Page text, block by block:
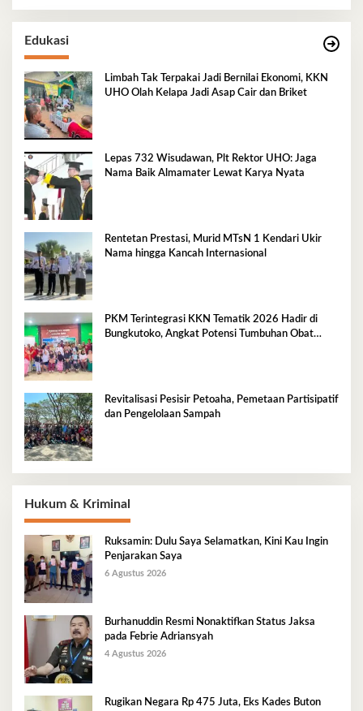
Edukasi
Limbah Tak Terpakai Jadi Bernilai Ekonomi, KKN
UHO Olah Kelapa Jadi Asap Cair dan Briket
Lepas 732 Wisudawan, Plt Rektor UHO: Jaga
Nama Baik Almamater Lewat Karya Nyata
Rentetan Prestasi, Murid MTsN 1 Kendari Ukir
Nama hingga Kancah Internasional
PKM Terintegrasi KKN Tematik 2026 Hadir di
Bungkutoko, Angkat Potensi Tumbuhan Obat
Revitalisasi Pesisir Petoaha, Pemetaan Partisipatif
dan Pengelolaan Sampah
Hukum & Kriminal
Ruksamin: Dulu Saya Selamatkan, Kini Kau Ingin
Penjarakan Saya
6 Agustus 2026
Burhanuddin Resmi Nonaktifkan Status Jaksa
pada Febrie Adriansyah
4 Agustus 2026
Rugikan Negara Rp 475 Juta, Eks Kades Buton